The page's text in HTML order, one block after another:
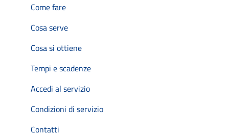
Come fare
Cosa serve
Cosa si ottiene
Tempi e scadenze
Accedi al servizio
Condizioni di servizio
Contatti